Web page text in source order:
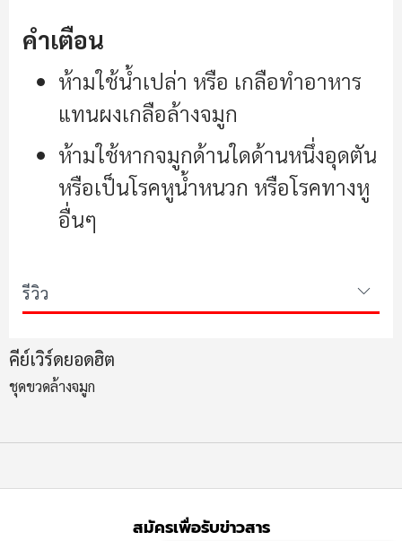
คำเตือน
ห้ามใช้น้ำเปล่า หรือ เกลือทำอาหาร
แทนผงเกลือล้างจมูก
ห้ามใช้หากจมูกด้านใดด้านหนึ่งอุดตัน
หรือเป็นโรคหูน้ำหนวก หรือโรคทางหู
อื่นๆ
รีวิว
คีย์เวิร์ดยอดฮิต
ชุดขวดล้างจมูก
สมัครเพื่อรับข่าวสาร